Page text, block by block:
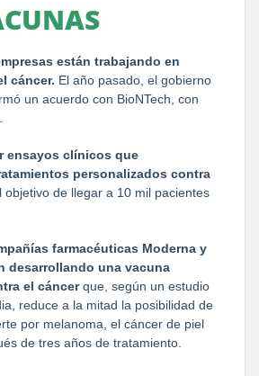
están trabajando en
cáncer. El año pasado, el gobierno
un acuerdo con BioNTech, con
ensayos clínicos que
personalizados contra
objetivo de llegar a 10 mil pacientes
farmacéuticas Moderna y
desarrollando una vacuna
el cáncerque, según un estudio
reduce a la mitad la posibilidad de
por melanoma, el cáncer de piel
de tres años de tratamiento.